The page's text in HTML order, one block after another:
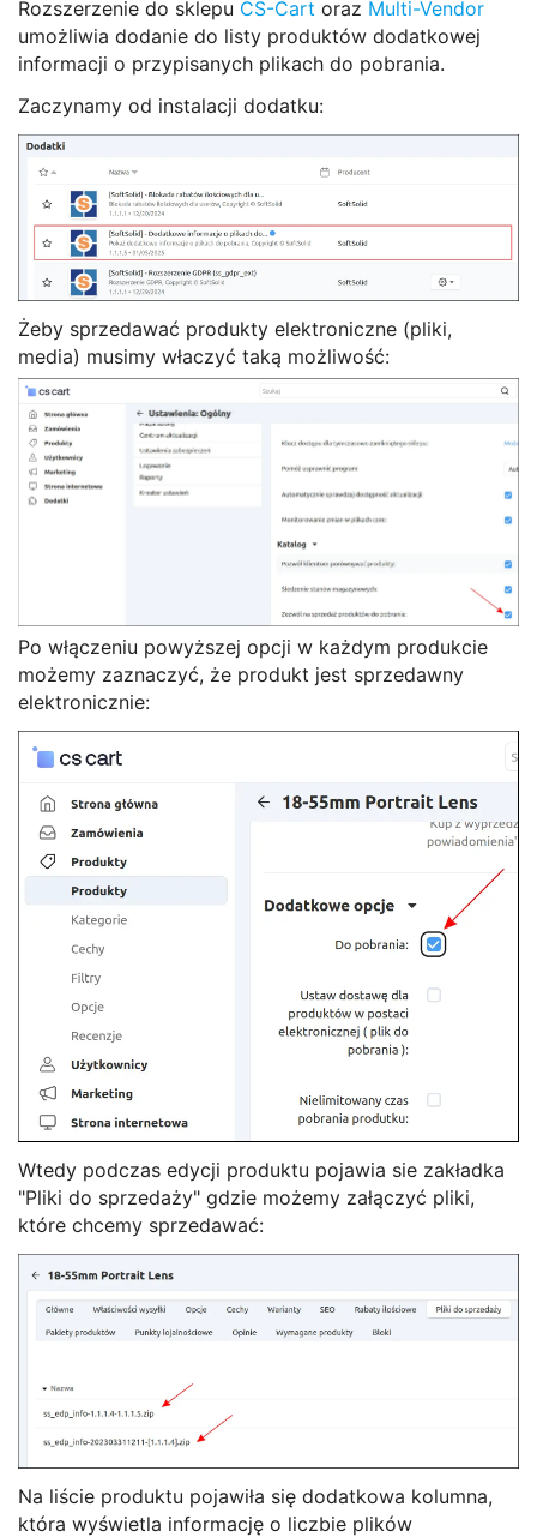
Rozszerzenie do sklepu CS-Cart oraz Multi-Vendor
umożliwia dodanie do listy produktów dodatkowej
informacji o przypisanych plikach do pobrania.
Zaczynamy od instalacji dodatku:
Żeby sprzedawać produkty elektroniczne (pliki,
media) musimy właczyć taką możliwość:
Po włączeniu powyższej opcji w każdym produkcie
możemy zaznaczyć, że produkt jest sprzedawny
elektronicznie:
Wtedy podczas edycji produktu pojawia sie zakładka
"Pliki do sprzedaży" gdzie możemy załączyć pliki,
które chcemy sprzedawać:
Na liście produktu pojawiła się dodatkowa kolumna,
która wyświetla informację o liczbie plików